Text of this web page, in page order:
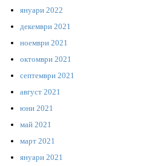
януари 2022
декември 2021
ноември 2021
октомври 2021
септември 2021
август 2021
юни 2021
май 2021
март 2021
януари 2021